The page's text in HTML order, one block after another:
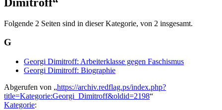
Folgende 2 Seiten sind in dieser Kategorie, von 2 insgesamt.
G
Georgi Dimitroff: Arbeiterklasse gegen Faschismus
Georgi Dimitroff: Biographie
Abgerufen von „https://archiv.redflag.ps/index.php?
title=Kategorie:Georgi_Dimitroff&oldid=2198“
Kategorie: